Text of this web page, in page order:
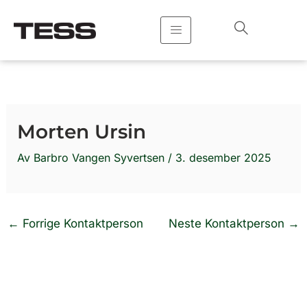
rett
Morten Ursin
Av Barbro Vangen Syvertsen / 3. desember 2025
← Forrige Kontaktperson Neste Kontaktperson →